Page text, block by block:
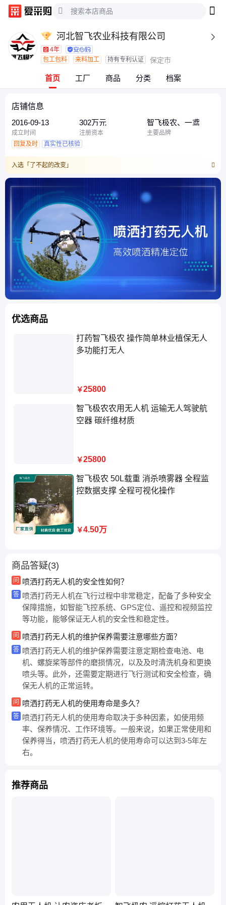
河北智飞农业科技有限公司 
4年
包工包料
来料加工 持有专利认证 保定市
首页 工厂 商品 分类 档案
店铺信息
2016-09-13
成立时间
302万元
注册资本
智飞极农、一鸢
主要品牌
回复及时
真实性已核验
入选「了不起的改变」
优选商品
打药智飞极农 操作简单林业植保无人
多功能打无人
￥25800
智飞极农农用无人机 运输无人驾驶航
空器 碳纤维材质
￥25800
智飞极农 50L载重 消杀喷雾器 全程监
控数据支撑 全程可视化操作
￥4.50万
商品答疑(3)
问 喷洒打药无人机的安全性如何？
答 喷洒打药无人机在飞行过程中非常稳定，配备了多种安全
保障措施，如智能飞控系统、GPS定位、遥控和视频监控
等功能，能够保证无人机的安全性和稳定性。
问 喷洒打药无人机的维护保养需要注意哪些方面？
答 喷洒打药无人机的维护保养需要注意定期检查电池、电
机、螺旋桨等部件的磨损情况，以及及时清洗机身和更换
喷头等。此外，还需要定期进行飞行测试和安全检查，确
保无人机的正常运转。
问 喷洒打药无人机的使用寿命是多久？
答 喷洒打药无人机的使用寿命取决于多种因素，如使用频
率、保养情况、工作环境等。一般来说，如果正常使用和
保养得当，喷洒打药无人机的使用寿命可以达到3-5年左
右。
推荐商品